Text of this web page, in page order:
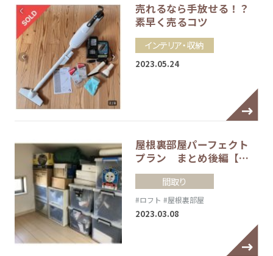
売れるなら手放せる！？
素早く売るコツ
インテリア・収納
2023.05.24
屋根裏部屋パーフェクト
プラン まとめ後編【…
間取り
#ロフト #屋根裏部屋
2023.03.08